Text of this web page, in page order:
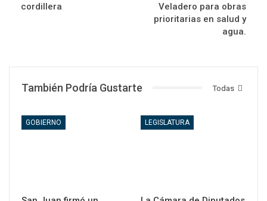
cordillera
Veladero para obras
prioritarias en salud y
agua.
Todas
También Podría Gustarte
GOBIERNO LEGISLATURA